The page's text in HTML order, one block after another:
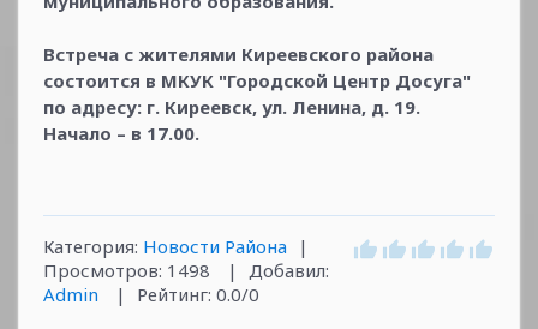
Встреча с жителями Киреевского района
состоится в МКУК "Городской Центр Досуга"
по адресу: г. Киреевск, ул. Ленина, д. 19.
Начало – в 17.00.
Категория: Новости Района
|
Просмотров: 1498 | Добавил:
Admin
| Рейтинг: 0.0/0